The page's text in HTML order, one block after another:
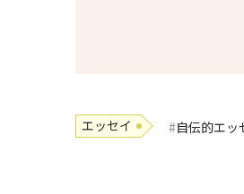
エッセイ 自伝的エッ